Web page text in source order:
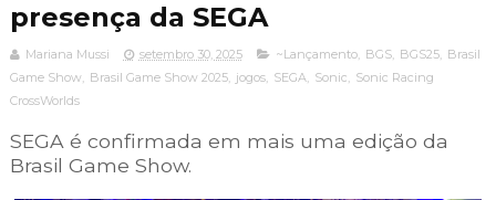
presença da SEGA
Mariana Mussi setembro 30, 2025 ~Lançamento, BGS, BGS25, Brasil
Game Show, Brasil Game Show 2025, jogos, SEGA, Sonic, Sonic Racing
CrossWorlds
SEGA é confirmada em mais uma edição da
Brasil Game Show.